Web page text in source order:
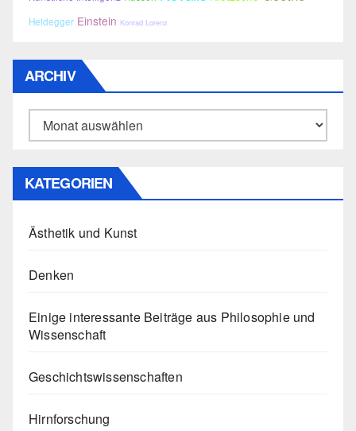
Heidegger Einstein Konrad Lorenz
ARCHIV
Archiv
KATEGORIEN
Ästhetik und Kunst
Denken
Einige interessante Beiträge aus Philosophie und
Wissenschaft
Geschichtswissenschaften
Hirnforschung